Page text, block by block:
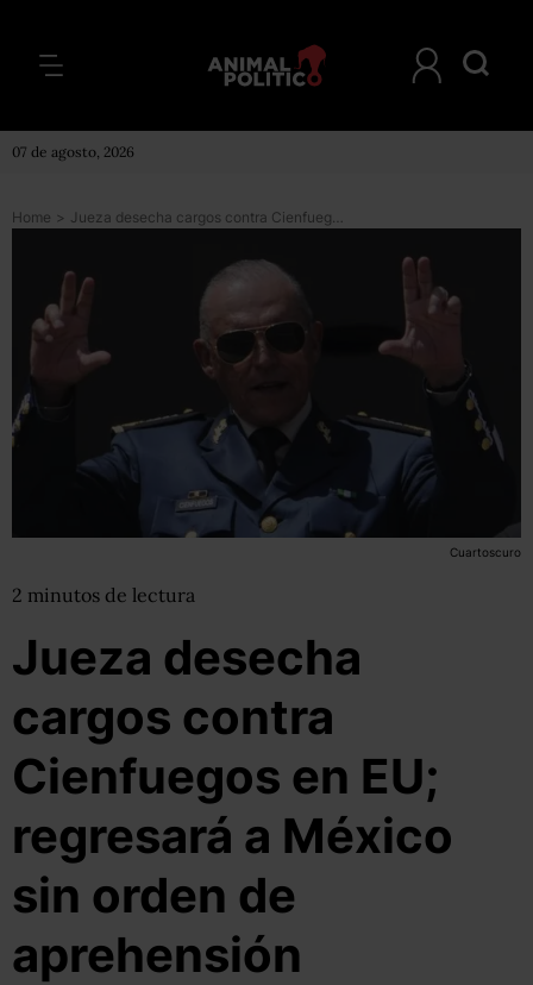
07 de agosto, 2026
Home > Jueza desecha cargos contra Cienfuegos en EU; regresará a México sin orden de aprehensión
Cuartoscuro
2 minutos de lectura
Jueza desecha
cargos contra
Cienfuegos en EU;
regresará a México
sin orden de
aprehensión